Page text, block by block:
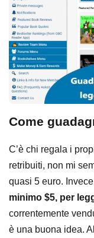
Come
C’è chi regala i
retribuiti, non mi
quasi 5 euro. Invece
minimo $5, per
correntemente
è una buona idea.